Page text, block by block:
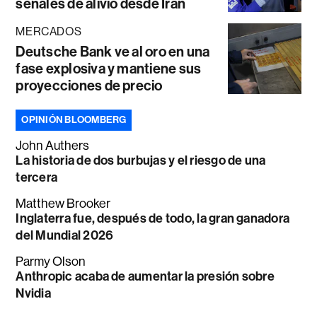
señales de alivio desde Irán
MERCADOS
Deutsche Bank ve al oro en una
fase explosiva y mantiene sus
proyecciones de precio
OPINIÓN BLOOMBERG
John Authers
La historia de dos burbujas y el riesgo de una
tercera
Matthew Brooker
Inglaterra fue, después de todo, la gran ganadora
del Mundial 2026
Parmy Olson
Anthropic acaba de aumentar la presión sobre
Nvidia